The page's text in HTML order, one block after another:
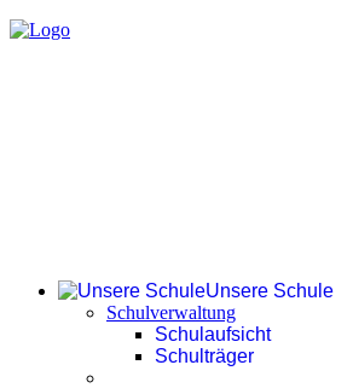
Unsere Schule
Schulverwaltung
Schulaufsicht
Schulträger